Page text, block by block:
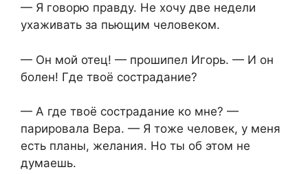
— Я говорю правду. Не хочу две недели
ухаживать за пьющим человеком.
— Он мой отец! — прошипел Игорь. — И он
болен! Где твоё сострадание?
— А где твоё сострадание ко мне? —
парировала Вера. — Я тоже человек, у меня
есть планы, желания. Но ты об этом не
думаешь.